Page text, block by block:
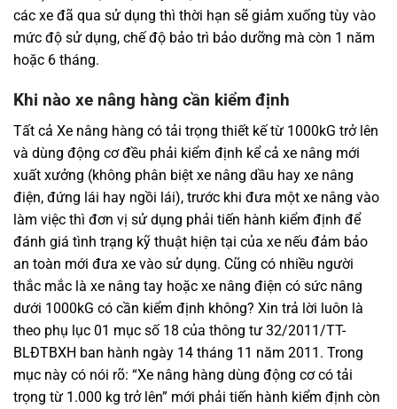
các xe đã qua sử dụng thì thời hạn sẽ giảm xuống tùy vào
mức độ sử dụng, chế độ bảo trì bảo dưỡng mà còn 1 năm
hoặc 6 tháng.
Khi nào xe nâng hàng cần kiểm định
Tất cả Xe nâng hàng có tải trọng thiết kế từ 1000kG trở lên
và dùng động cơ đều phải kiểm định kể cả xe nâng mới
xuất xưởng (không phân biệt xe nâng dầu hay xe nâng
điện, đứng lái hay ngồi lái), trước khi đưa một xe nâng vào
làm việc thì đơn vị sử dụng phải tiến hành kiểm định để
đánh giá tình trạng kỹ thuật hiện tại của xe nếu đảm bảo
an toàn mới đưa xe vào sử dụng. Cũng có nhiều người
thắc mắc là xe nâng tay hoặc xe nâng điện có sức nâng
dưới 1000kG có cần kiểm định không? Xin trả lời luôn là
theo phụ lục 01 mục số 18 của thông tư 32/2011/TT-
BLĐTBXH ban hành ngày 14 tháng 11 năm 2011. Trong
mục này có nói rõ: “Xe nâng hàng dùng động cơ có tải
trọng từ 1.000 kg trở lên” mới phải tiến hành kiểm định còn